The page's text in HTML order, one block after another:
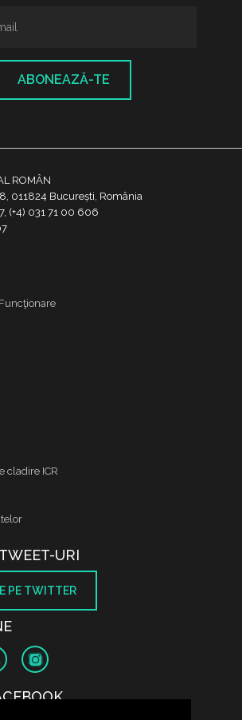
ABONEAZĂ-TE
ROMÂN
011824 București, România
(+4) 031 71 00 606
cladire ICR
URI
PE TWITTER